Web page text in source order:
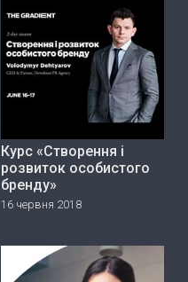
Курс «Створення і
розвиток особистого
бренду»
16 червня 2018